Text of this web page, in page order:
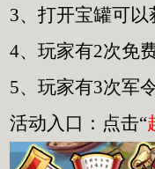
3、打开宝罐可
4、玩家有2次免
5、玩家有3次军
活动入口：点击“